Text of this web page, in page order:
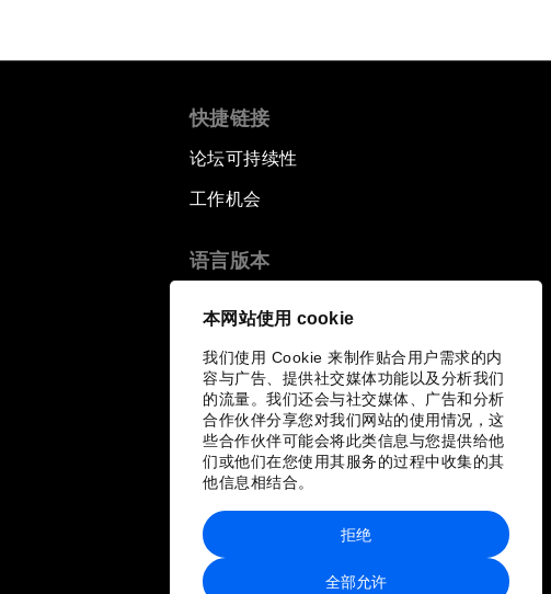
本网站使用 cookie
我们使用 Cookie 来制作贴合用户需求的内
容与广告、提供社交媒体功能以及分析我们
的流量。我们还会与社交媒体、广告和分析
合作伙伴分享您对我们网站的使用情况，这
些合作伙伴可能会将此类信息与您提供给他
们或他们在您使用其服务的过程中收集的其
他信息相结合。
全部允许
拒绝
快捷链接
论坛可持续性
工作机会
语言版本